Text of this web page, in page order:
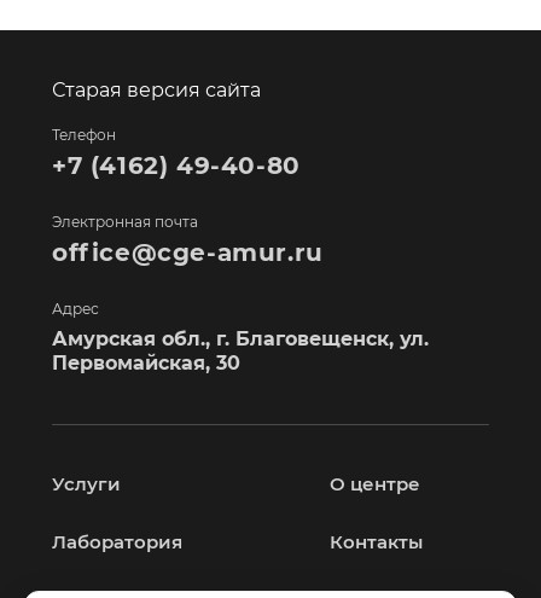
Старая версия сайта
Телефон
+7 (4162) 49-40-80
Электронная почта
office@cge-amur.ru
Адрес
Амурская обл., г. Благовещенск, ул.
Первомайская, 30
Услуги
Лаборатория
О центре
Контакты